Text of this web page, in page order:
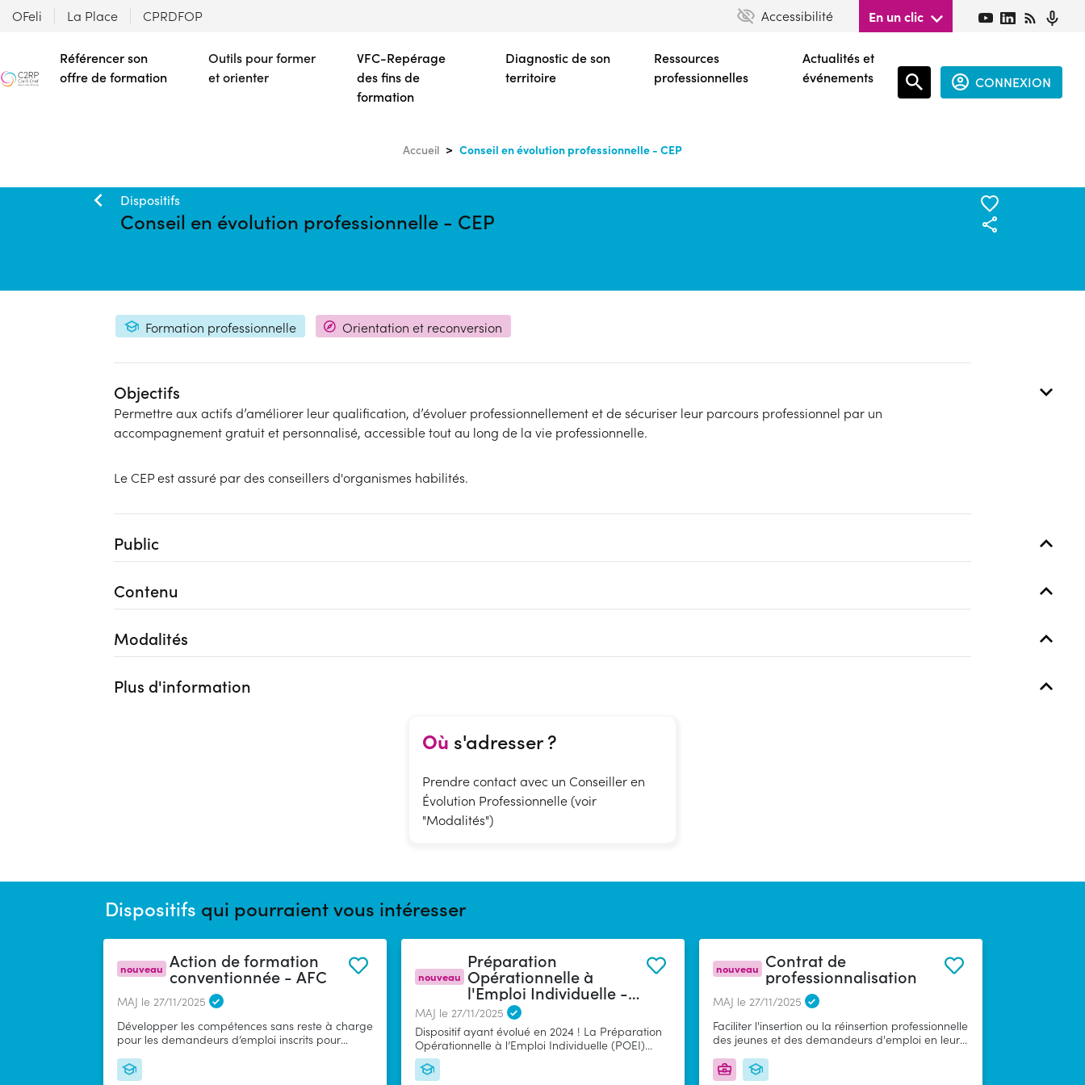
contenu
principal
OFeli La Place CPRDFOP Accessibilité En un clic
Référencer son
offre de formation
Outils pour former
et orienter
VFC-Repérage
des fins de
formation
Diagnostic de son
territoire
Ressources
professionnelles
Actualités et
événements
CONNEXION
guest
Accueil Conseil en évolution professionnelle - CEP
Dispositifs
Conseil en évolution professionnelle - CEP
Formation professionnelle Orientation et reconversion
Objectifs
Permettre aux actifs d’améliorer leur qualification, d’évoluer professionnellement et de sécuriser leur parcours professionnel par un
accompagnement gratuit et personnalisé, accessible tout au long de la vie professionnelle.
Le CEP est assuré par des conseillers d'organismes habilités.
Public
Contenu
Modalités
Plus d'information
Où s'adresser ?
Prendre contact avec un Conseiller en
Évolution Professionnelle (voir
"Modalités")
Dispositifs qui pourraient vous intéresser
nouveau Action de formation
conventionnée - AFC
MAJ le 27/11/2025
Développer les compétences sans reste à charge
pour les demandeurs d’emploi inscrits pour
au niveau territorial ou professionnel.
nouveau
Préparation
Opérationnelle à
l'Emploi Individuelle -
POEI
MAJ le 27/11/2025
Dispositif ayant évolué en 2024 ! La Préparation
Opérationnelle à l’Emploi Individuelle (POEI)
permet de former un demandeur d’emploi avant
embauche. Il est formé avec l’accord du futur
nouveau Contrat de
professionnalisation
MAJ le 27/11/2025
Faciliter l'insertion ou la réinsertion professionnelle
des jeunes et des demandeurs d'emploi en leur
cadre d'un contrat de travail en alternance
associant périodes de formation et mises en